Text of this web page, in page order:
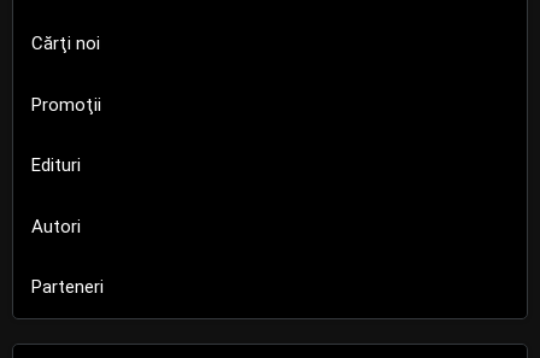
Cărţi noi
Promoţii
Edituri
Autori
Parteneri